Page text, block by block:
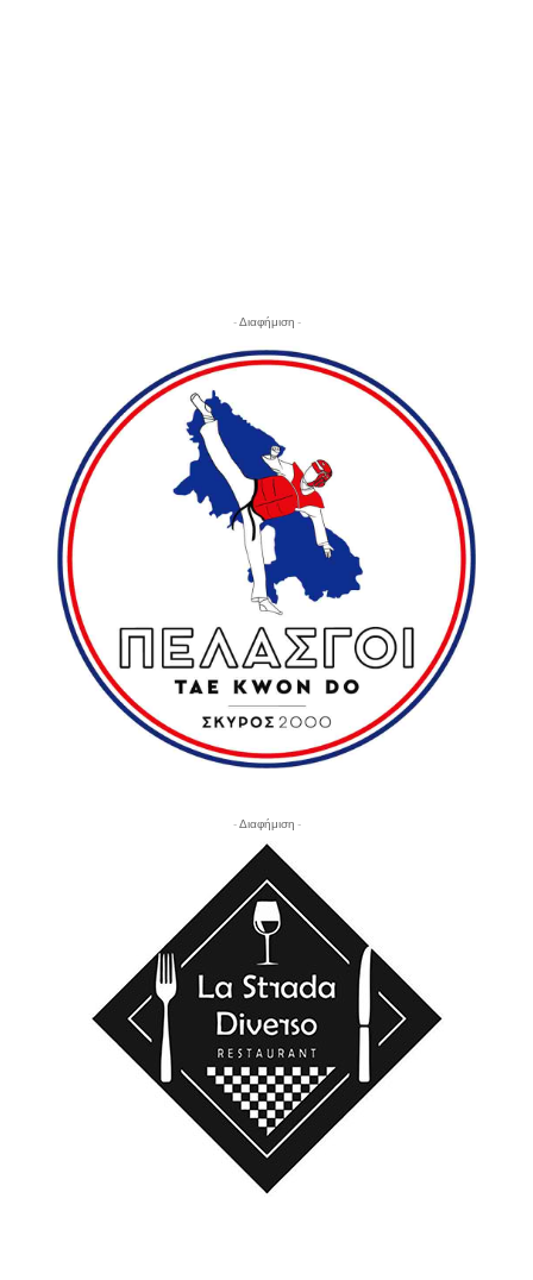
- Διαφήμιση -
- Διαφήμιση -